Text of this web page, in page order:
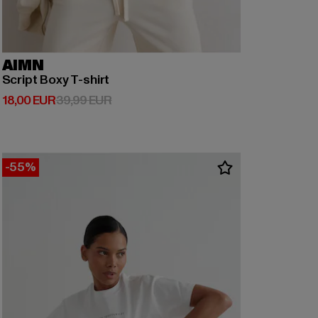
AIMN
Script Boxy T-shirt
18,00 EUR
Derzeitiger Preis: 18,00 EUR
39,99 EURAktionspreis: 39,99 EUR
-55%